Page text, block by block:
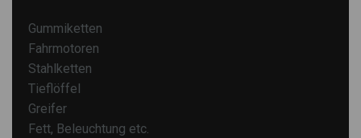
Gummiketten
Fahrmotoren
Stahlketten
Tieflöffel
Greifer
Fett, Beleuchtung etc.